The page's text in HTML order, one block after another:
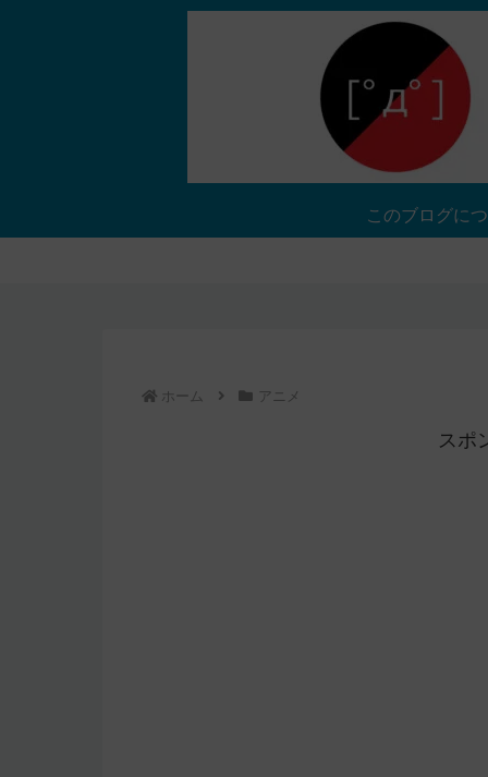
このブログに
ホーム アニメ
スポ